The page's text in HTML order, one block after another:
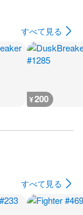
すべて見る
¥200
すべて見る